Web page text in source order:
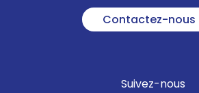
Contactez-nous
Suivez-nous